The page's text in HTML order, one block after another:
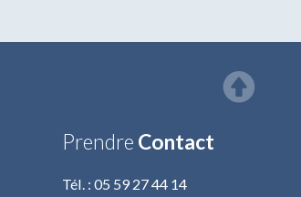
Prendre Contact
Tél. : 05 59 27 44 14